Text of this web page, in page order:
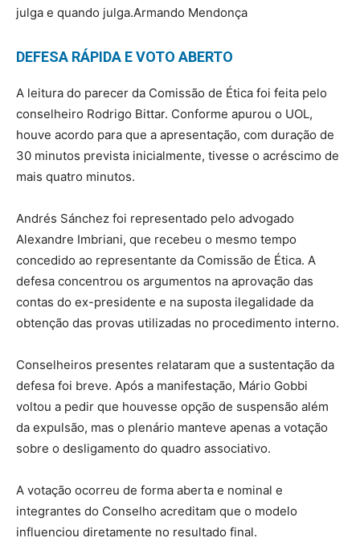
julga e quando julga.Armando Mendonça
DEFESA RÁPIDA E VOTO ABERTO
A leitura do parecer da Comissão de Ética foi feita pelo
conselheiro Rodrigo Bittar. Conforme apurou o UOL,
houve acordo para que a apresentação, com duração de
30 minutos prevista inicialmente, tivesse o acréscimo de
mais quatro minutos.
Andrés Sánchez foi representado pelo advogado
Alexandre Imbriani, que recebeu o mesmo tempo
concedido ao representante da Comissão de Ética. A
defesa concentrou os argumentos na aprovação das
contas do ex-presidente e na suposta ilegalidade da
obtenção das provas utilizadas no procedimento interno.
Conselheiros presentes relataram que a sustentação da
defesa foi breve. Após a manifestação, Mário Gobbi
voltou a pedir que houvesse opção de suspensão além
da expulsão, mas o plenário manteve apenas a votação
sobre o desligamento do quadro associativo.
A votação ocorreu de forma aberta e nominal e
integrantes do Conselho acreditam que o modelo
influenciou diretamente no resultado final.